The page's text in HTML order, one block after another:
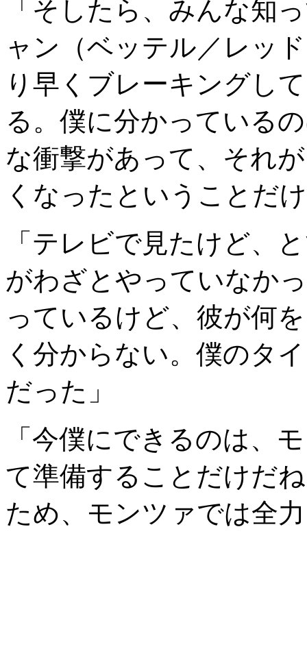
「そしたら、みんな知
ャン（ベッテル／レッ
り早くブレーキングし
る。僕に分かっている
な衝撃があって、それ
くなったということだ
「テレビで見たけど、
がわざとやっていなか
っているけど、彼が何
く分からない。僕のタ
だった」
「今僕にできるのは、
て準備することだけだ
ため、モンツァでは全